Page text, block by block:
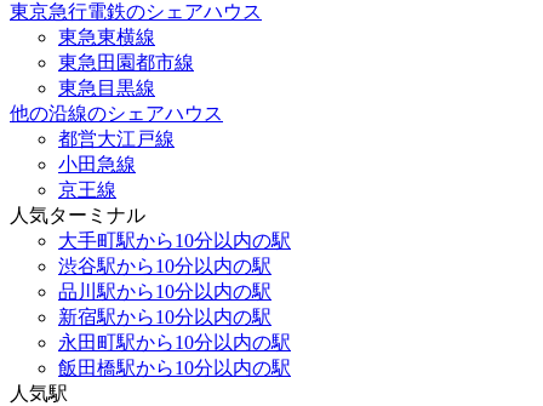
東京急行電鉄のシェアハウス
東急東横線
東急田園都市線
東急目黒線
他の沿線のシェアハウス
都営大江戸線
小田急線
京王線
人気ターミナル
大手町駅から10分以内の駅
渋谷駅から10分以内の駅
品川駅から10分以内の駅
新宿駅から10分以内の駅
永田町駅から10分以内の駅
飯田橋駅から10分以内の駅
人気駅